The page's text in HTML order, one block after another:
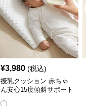
¥3,980 (税込)
授乳クッション 赤ちゃ
ん安心15度傾斜サポート